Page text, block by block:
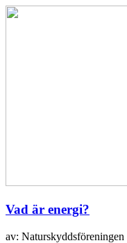
Vad är energi?
av: Naturskyddsföreningen